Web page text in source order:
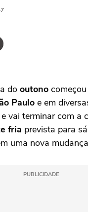
do outono
Paulo e em
vai terminar com a
fria prevista para
uma nova
PUBLICIDADE